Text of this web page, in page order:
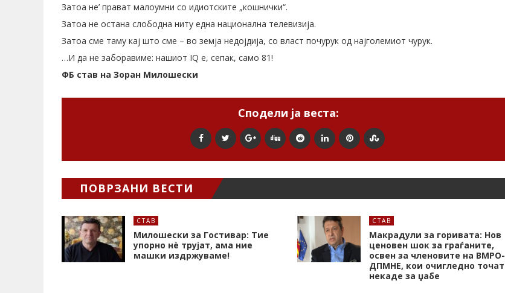
Затоа не’ прават малоумни со идиотските „кошнички“.
Затоа не остана слободна ниту една национална телевизија.
Затоа сме таму кај што сме – во земја недојдија, со власт почурук од најголемиот чурук.
…И да не заборавиме: нашиот IQ е, сепак, само 81!
ФБ став на Зоран Милошески
Сподели ја веста:
ПОВРЗАНИ ВЕСТИ
СТАВ
Милошески за Гостивар: Тие
упорно нѐ трујат, ама ние
машки издржуваме!
СТАВ
Макрадули за горивата: Нов
ценовен шок за граѓаните,
освен за членовите на ВМРО-
ДПМНЕ, кои очигледно точат
некаде за џабе